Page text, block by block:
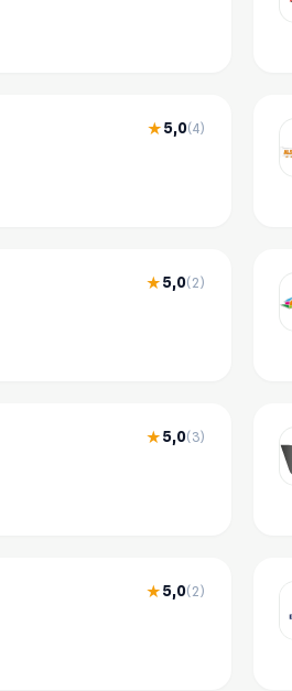
★5,0(4)
★5,0(2)
★5,0(3)
★5,0(2)